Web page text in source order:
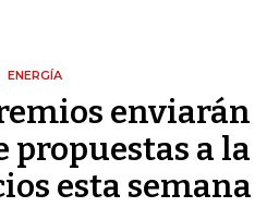
ENERGÍA
enviarán
propuestas a la
esta semana